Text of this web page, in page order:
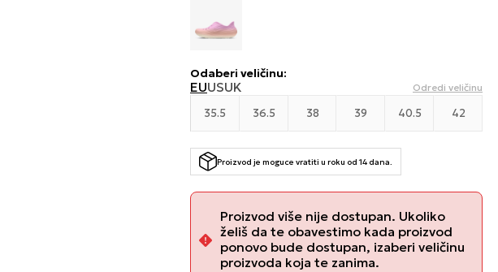
Odaberi veličinu:
EUUSUK Odredi veličinu
35.5 36.5 38 39 40.5 42
Proizvod je moguce vratiti u roku od 14 dana.
Proizvod više nije dostupan. Ukoliko
želiš da te obavestimo kada proizvod
ponovo bude dostupan, izaberi veličinu
proizvoda koja te zanima.